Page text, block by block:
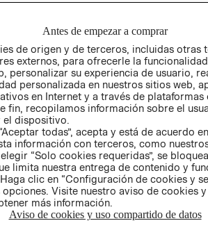
AVISO DE
COOKIES
LIBRO DE
Antes de empezar a comprar
de origen y de terceros, incluidas otras
externos, para ofrecerle la
personalizar su experiencia de usuario,
personalizada en nuestros sitios web,
en Internet y a través de plataformas
fin, recopilamos información sobre el
dispositivo.
todas”, acepta y está de acuerdo
información con terceros, como
“Solo cookies requeridas”, se
limita nuestra entrega de contenido y
clic en “Configuración de cookies y
opciones. Visite nuestro aviso de cookies
más información.
Aviso de cookies y uso compartido de datos